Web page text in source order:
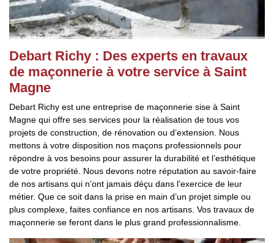
Debart Richy : Des experts en travaux
de maçonnerie à votre service à Saint
Magne
Debart Richy est une entreprise de maçonnerie sise à Saint
Magne qui offre ses services pour la réalisation de tous vos
projets de construction, de rénovation ou d’extension. Nous
mettons à votre disposition nos maçons professionnels pour
répondre à vos besoins pour assurer la durabilité et l’esthétique
de votre propriété. Nous devons notre réputation au savoir-faire
de nos artisans qui n’ont jamais déçu dans l’exercice de leur
métier. Que ce soit dans la prise en main d’un projet simple ou
plus complexe, faites confiance en nos artisans. Vos travaux de
maçonnerie se feront dans le plus grand professionnalisme.